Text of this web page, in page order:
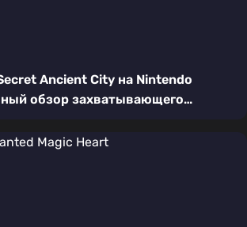
Ancient City на Nintendo
обзор захватывающего